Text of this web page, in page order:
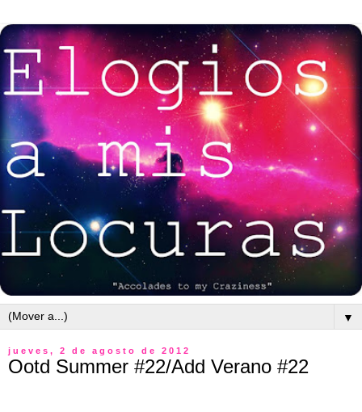
▼
jueves, 2 de agosto de 2012
Ootd Summer #22/Add Verano #22